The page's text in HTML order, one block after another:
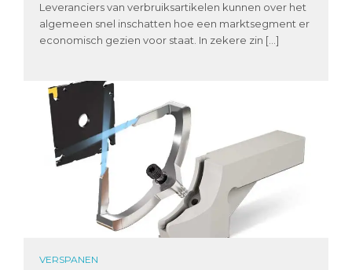
Leveranciers van verbruiksartikelen kunnen over het
algemeen snel inschatten hoe een marktsegment er
economisch gezien voor staat. In zekere zin […]
VERSPANEN